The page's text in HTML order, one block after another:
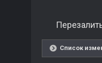
Список